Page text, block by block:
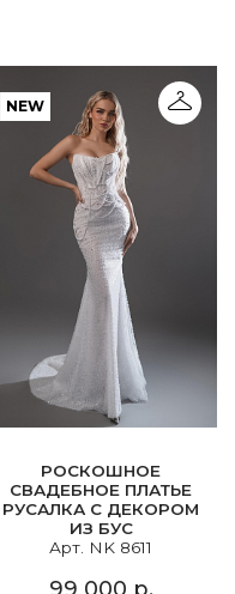
NEW
РОСКОШНОЕ
СВАДЕБНОЕ ПЛАТЬЕ
РУСАЛКА С ДЕКОРОМ
ИЗ БУС
Арт. NK 8611
99 000 р.